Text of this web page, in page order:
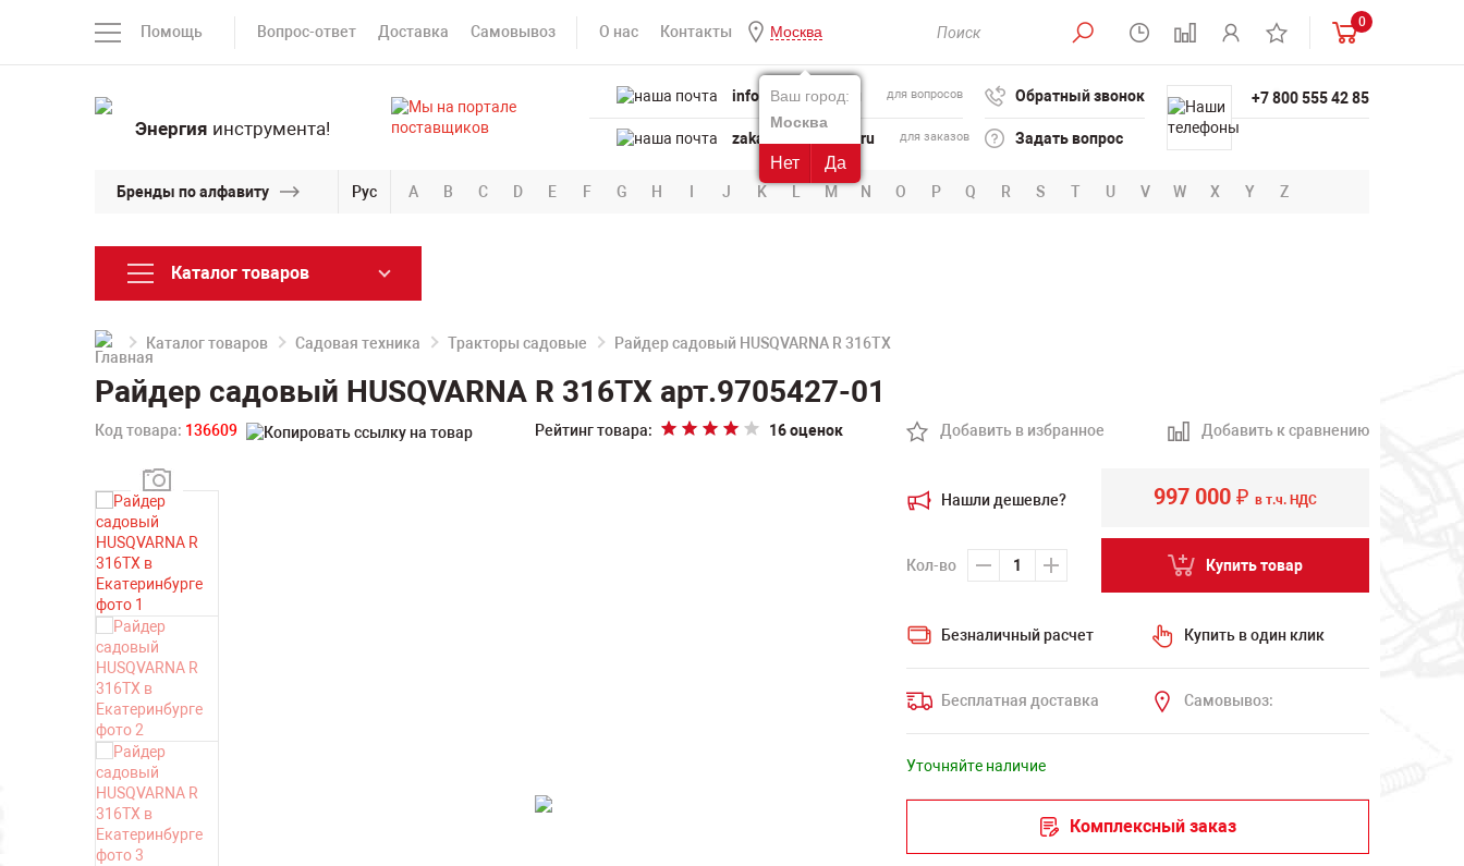
Помощь Вопрос-ответ Доставка Самовывоз О нас Контакты Москва
Ваш город:
Москва
Нет Да
0
Энергия инструмента!
info@powertool.ru для вопросов
zakaz@powertool.ru для заказов
Обратный звонок
Задать вопрос
+7 800 555 42 85
Бренды по алфавиту Рус A B C D E F G H I J K L M N O P Q R S T U V W X Y Z
Каталог товаров
Каталог товаров Садовая техника Тракторы садовые Райдер садовый HUSQVARNA R 316TX
Райдер садовый HUSQVARNA R 316TX арт.9705427-01
Код товара: 136609 Рейтинг товара: 16 оценок Добавить в избранное Добавить к сравнению
Нашли дешевле?
Кол-во
997 000 ₽ в т.ч. НДС
Купить товар
Безналичный расчет Купить в один клик
Бесплатная доставка Самовывоз:
Уточняйте наличие
Комплексный заказ